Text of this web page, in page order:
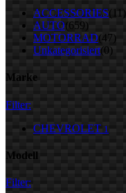
ACCESSORIES(11)
AUTO(659)
MOTORRAD(47)
Unkategorisiert(0)
Marke
Filter:
CHEVROLET 1
Modell
Filter: